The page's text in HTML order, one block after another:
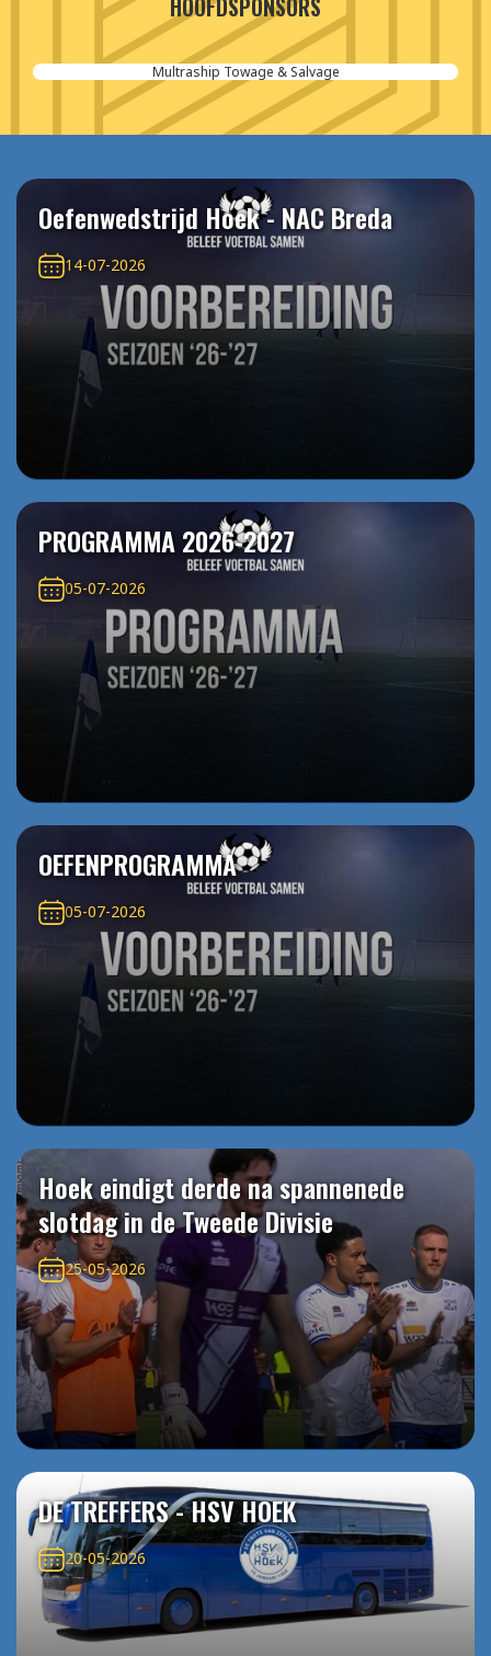
HOOFDSPONSORS
Multraship Towage & Salvage
Oefenwedstrijd Hoek - NAC Breda
14-07-2026
PROGRAMMA 2026-2027
05-07-2026
OEFENPROGRAMMA
05-07-2026
Hoek eindigt derde na spannenede
slotdag in de Tweede Divisie
25-05-2026
DE TREFFERS - HSV HOEK
20-05-2026